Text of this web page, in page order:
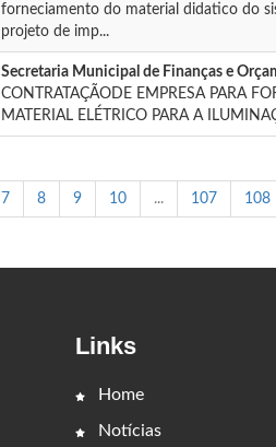
forneciamento do material didatico do
projeto de imp...
Secretaria Municipal de Finanças e
CONTRATAÇÃODE EMPRESA PARA
MATERIAL ELÉTRICO PARA A
7 8 9 10 ... 107 108
Links
Home
Notícias